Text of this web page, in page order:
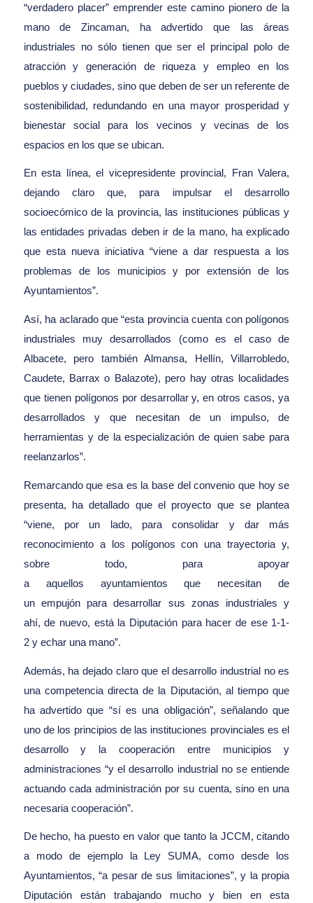
“verdadero placer” emprender este camino pionero de la
mano de Zincaman, ha advertido que las áreas
industriales no sólo tienen que ser el principal polo de
atracción y generación de riqueza y empleo en los
pueblos y ciudades, sino que deben de ser un referente de
sostenibilidad, redundando en una mayor prosperidad y
bienestar social para los vecinos y vecinas de los
espacios en los que se ubican.
En esta línea, el vicepresidente provincial, Fran Valera,
dejando claro que, para impulsar el desarrollo
socioecómico de la provincia, las instituciones públicas y
las entidades privadas deben ir de la mano, ha explicado
que esta nueva iniciativa “viene a dar respuesta a los
problemas de los municipios y por extensión de los
Ayuntamientos”.
Así, ha aclarado que “esta provincia cuenta con polígonos
industriales muy desarrollados (como es el caso de
Albacete, pero también Almansa, Hellín, Villarrobledo,
Caudete, Barrax o Balazote), pero hay otras localidades
que tienen polígonos por desarrollar y, en otros casos, ya
desarrollados y que necesitan de un impulso, de
herramientas y de la especialización de quien sabe para
reelanzarlos”.
Remarcando que esa es la base del convenio que hoy se
presenta, ha detallado que el proyecto que se plantea
“viene, por un lado, para consolidar y dar más
reconocimiento a los polígonos con una trayectoria y,
sobre todo, para apoyar
a aquellos ayuntamientos que necesitan de
un empujón para desarrollar sus zonas industriales y
ahí, de nuevo, está la Diputación para hacer de ese 1-1-
2 y echar una mano”.
Además, ha dejado claro que el desarrollo industrial no es
una competencia directa de la Diputación, al tiempo que
ha advertido que “sí es una obligación”, señalando que
uno de los principios de las instituciones provinciales es el
desarrollo y la cooperación entre municipios y
administraciones “y el desarrollo industrial no se entiende
actuando cada administración por su cuenta, sino en una
necesaria cooperación”.
De hecho, ha puesto en valor que tanto la JCCM, citando
a modo de ejemplo la Ley SUMA, como desde los
Ayuntamientos, “a pesar de sus limitaciones”, y la propia
Diputación están trabajando mucho y bien en esta